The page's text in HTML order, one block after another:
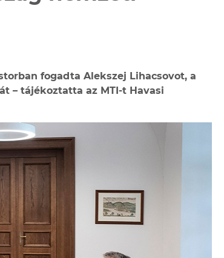
fogadta Alekszej Lihacsovot, a
– tájékoztatta az MTI-t Havasi